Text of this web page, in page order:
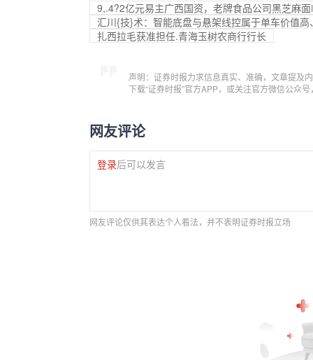
9,.4?2亿元易主广西国资，老牌食品公司黑芝麻
汇川{技}术：智能底盘与悬架线控属于单车价值
扎西拉毛获准担任.青海玉树农商行行长
声明：证券时报力求信息真实、准确，文章提及
下载“证券时报”官方APP，或关注官方微信公众
网友评论
登录后可以发言
网友评论仅供其表达个人看法，并不表明证券时报立场